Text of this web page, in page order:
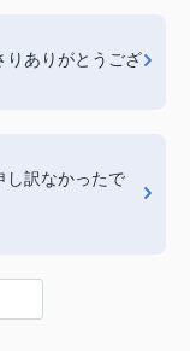
りありがとうござ
し訳なかったで